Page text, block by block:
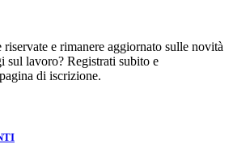
e rimanere aggiornato sulle novità
sul lavoro? Registrati subito e
di iscrizione.